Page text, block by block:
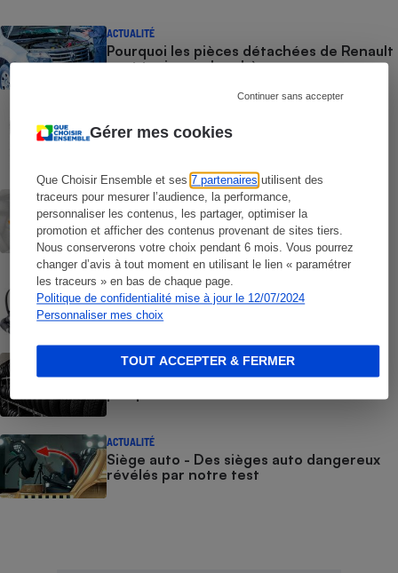
Gérer mes cookies
Que Choisir Ensemble et ses7 partenaires utilisent des
traceurs pour mesurer l’audience, la performance,
personnaliser les contenus, les partager, optimiser la
promotion et afficher des contenus provenant de sites tiers.
Nous conserverons votre choix pendant 6 mois. Vous pourrez
changer d’avis à tout moment en utilisant le lien « paramétrer
les traceurs » en bas de chaque page.
Politique de confidentialité mise à jour le 12/07/2024
Personnaliser mes choix
Continuer sans accepter
TOUT ACCEPTER & FERMER
ACTUALITÉ
Pourquoi les pièces détachées de Renault
sont toujours plus chères
Pneus - Le protocole
ACTUALITÉ
Centralepneus.fr - En roue libre
COMMENT NOUS TESTONS
Sièges auto - Le protocole
ACTUALITÉ
Pneus - Vers des pneus plus verts… et un
ACTUALITÉ
Siège auto - Des sièges auto dangereux
révélés par notre test